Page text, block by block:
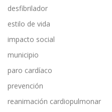
desfibrilador
estilo de vida
impacto social
municipio
paro cardíaco
prevención
reanimación cardiopulmonar